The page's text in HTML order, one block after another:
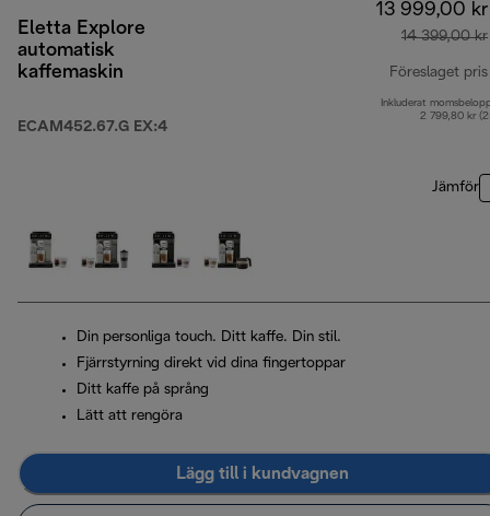
Eletta Explore
automatisk
kaffemaskin
ECAM452.67.G EX:4
13 999,00 kr
14 399,00 kr
Föreslaget pris
Inkluderat
2 799,80 kr
Jämför
Din personliga touch. Ditt kaffe. Din stil.
Fjärrstyrning direkt vid dina fingertoppar
Ditt kaffe på språng
Lätt att rengöra
Lägg till i kundvagnen